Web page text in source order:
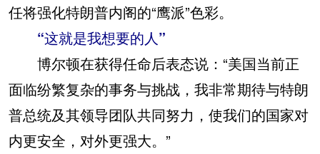
任将强化特朗普内阁的“鹰派”色彩。
“这就是我想要的人”
博尔顿在获得任命后表态说：“美国当前正
面临纷繁复杂的事务与挑战，我非常期待与特朗
普总统及其领导团队共同努力，使我们的国家对
内更安全，对外更强大。”